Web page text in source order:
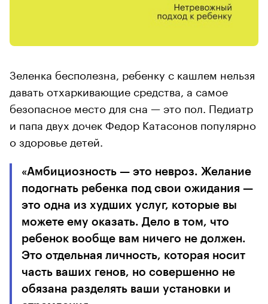
Зеленка бесполезна, ребенку с кашлем нельзя
давать отхаркивающие средства, а самое
безопасное место для сна — это пол. Педиатр
и папа двух дочек Федор Катасонов популярно
о здоровье детей.
«Амбициозность — это невроз. Желание
подогнать ребенка под свои ожидания —
это одна из худших услуг, которые вы
можете ему оказать. Дело в том, что
ребенок вообще вам ничего не должен.
Это отдельная личность, которая носит
часть ваших генов, но совершенно не
обязана разделять ваши установки и